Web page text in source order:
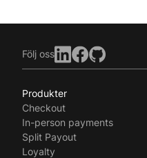
Följ oss
Produkter
Checkout
In-person payments
Split Payout
Loyalty